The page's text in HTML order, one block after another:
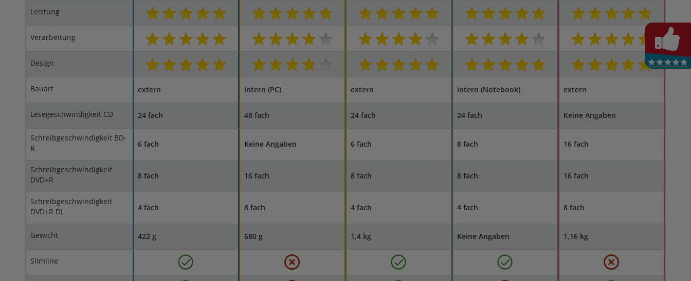
Leistung
Verarbeitung
Design
Bauart extern intern (PC) extern intern (Notebook) extern
Lesegeschwindigkeit CD 24 fach 48 fach 24 fach 24 fach Keine Angaben
Schreibgeschwindigkeit BD-
R
6 fach Keine Angaben 6 fach 8 fach 16 fach
Schreibgeschwindigkeit
DVD+R
8 fach 16 fach 8 fach 8 fach 16 fach
Schreibgeschwindigkeit
DVD+R DL
4 fach 8 fach 4 fach 4 fach 8 fach
Gewicht 422 g 680 g 1,4 kg Keine Angaben 1,16 kg
Slimline